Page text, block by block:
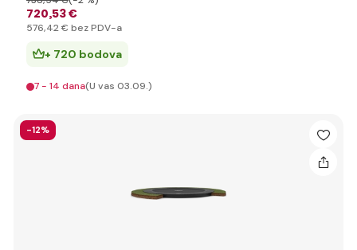
720,53 €
576,42 € bez PDV-a
+ 720 bodova
7 - 14 dana(U vas 03.09.)
-12%